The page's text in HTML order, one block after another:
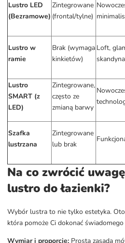
Lustro LED
(Bezramowe)
Zintegrowane
(frontal/tylne)
Lustro w
ramie
Brak (wymaga
kinkietów)
Loft,
Lustro
SMART (z
LED)
Zintegrowane,
często ze
zmianą barwy
Szafka
lustrzana
Zintegrowane
lub brak
Na co zwrócić
lustro do łazienki?
Wybór lustra to nie tylko estetyka.
która pomoże Ci dokonać świadomego
Wymiar i proporcje: Prosta zasada